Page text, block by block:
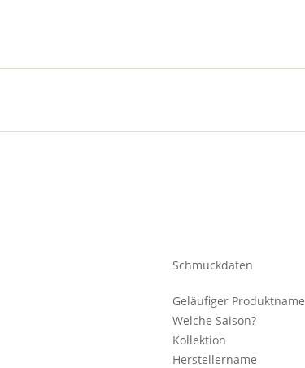
Schmuckdaten
Geläufiger Produktname
Welche Saison?
Kollektion
Herstellername